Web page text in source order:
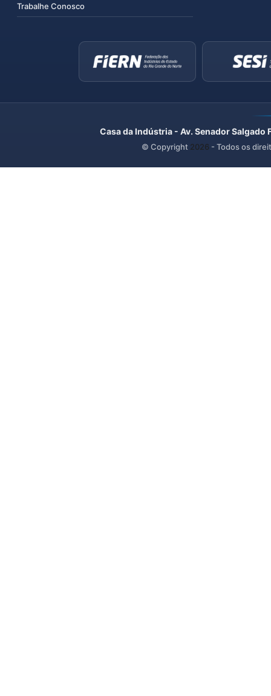
Trabalhe Conosco
Casa da Indústria - Av. Senador
© Copyright 2026 - Todos os